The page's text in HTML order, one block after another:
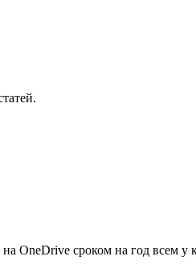
OneDrive сроком на год всем у